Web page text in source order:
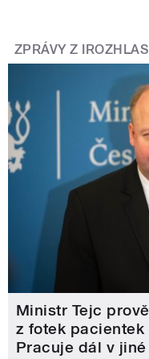
ZPRÁVY Z
Ministr Tejc
z fotek
Pracuje dál v